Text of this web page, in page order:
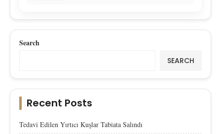
Search
SEARCH
Recent Posts
Tedavi Edilen Yırtıcı Kuşlar Tabiata Salındı